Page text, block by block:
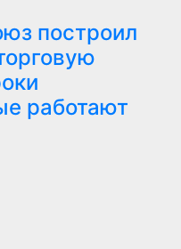
построил
работают